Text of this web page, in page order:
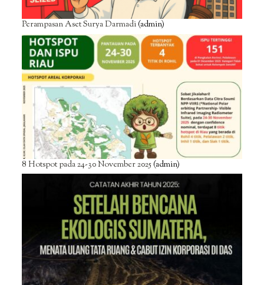
Perampasan Aset Surya Darmadi(admin)
8 Hotspot pada 24-30 November 2025(admin)